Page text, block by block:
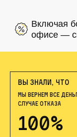
Включая
офисе —
ВЫ ЗНАЛИ, ЧТО
МЫ ВЕРНЕМ ВСЕ
СЛУЧАЕ ОТКАЗА
100%